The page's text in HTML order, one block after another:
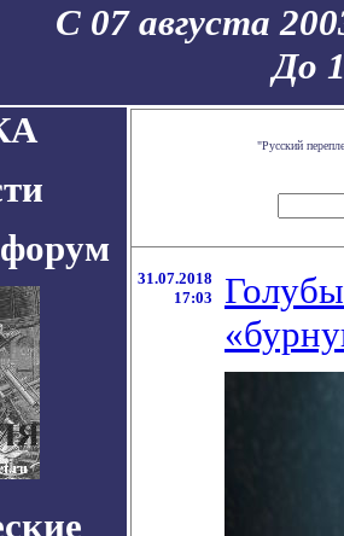
С 07 августа
До
"Русский
31.07.2018
17:03